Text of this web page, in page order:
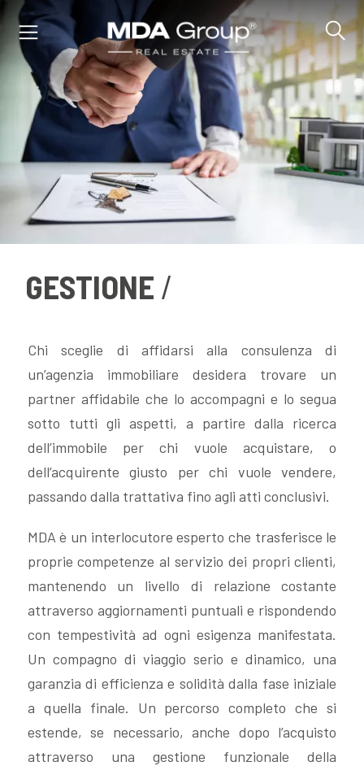
GESTIONE
Chi sceglie di affidarsi alla consulenza di
un’agenzia immobiliare desidera trovare un
partner affidabile che lo accompagni e lo segua
sotto tutti gli aspetti, a partire dalla ricerca
dell’immobile per chi vuole acquistare, o
dell’acquirente giusto per chi vuole vendere,
passando dalla trattativa fino agli atti conclusivi.
MDA è un interlocutore esperto che trasferisce le
proprie competenze al servizio dei propri clienti,
mantenendo un livello di relazione costante
attraverso aggiornamenti puntuali e rispondendo
con tempestività ad ogni esigenza manifestata.
Un compagno di viaggio serio e dinamico, una
garanzia di efficienza e solidità dalla fase iniziale
a quella finale. Un percorso completo che si
estende, se necessario, anche dopo l’acquisto
attraverso una gestione funzionale della
EN
ACQUISTA
VALUTA
NEWS
AZIENDA
AWARDS